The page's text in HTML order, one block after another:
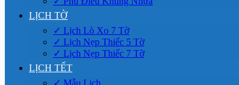
LỊCH TỜ
✓ Lịch Lò Xo 7 Tờ
✓ Lịch Nẹp Thiếc 5 Tờ
✓ Lịch Nẹp Thiếc 7 Tờ
LỊCH TẾT
✓ Mẫu Lịch